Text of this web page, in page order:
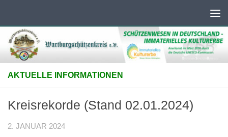
AKTUELLE INFORMATIONEN
Kreisrekorde (Stand 02.01.2024)
2. JANUAR 2024